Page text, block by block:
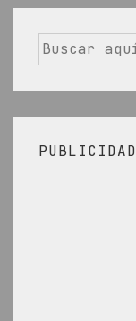
Buscar
por:
PUBLICIDAD